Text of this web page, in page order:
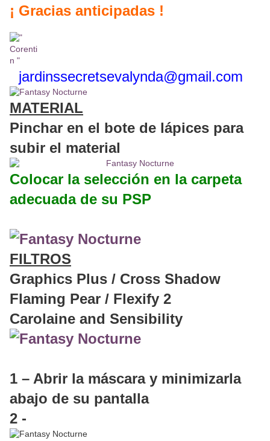
¡ Gracias anticipadas !
jardinssecretsevalynda@gmail.com
MATERIAL
Pinchar en el bote de lápices para
subir el material
Colocar la selección en la carpeta
adecuada de su PSP
FILTROS
Graphics Plus / Cross Shadow
Flaming Pear / Flexify 2
Carolaine and Sensibility
1 – Abrir la máscara y minimizarla
abajo de su pantalla
2 -